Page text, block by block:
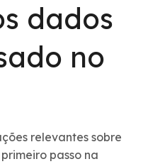
dados
no
relevantes sobre
passo na